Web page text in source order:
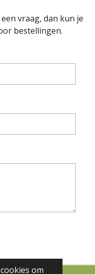
om
vraag, dan kun je
bestellingen.